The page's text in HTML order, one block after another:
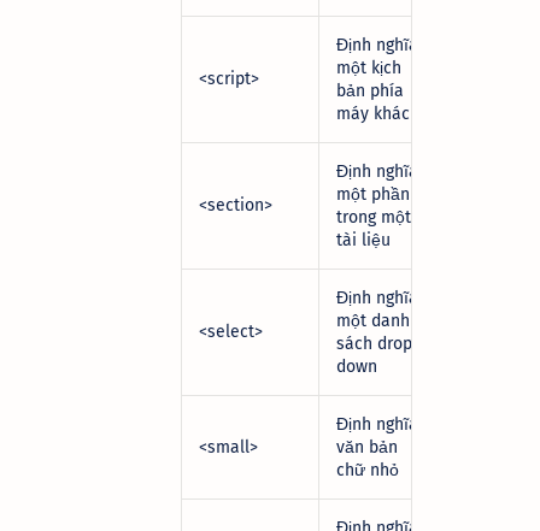
<script>
Định nghĩa
một kịch
bản phía
máy khách
<section>
Định nghĩa
một phần
trong một
tài liệu
<select>
Định nghĩa
một danh
sách drop-
down
<small>
Định nghĩa
văn bản
chữ nhỏ